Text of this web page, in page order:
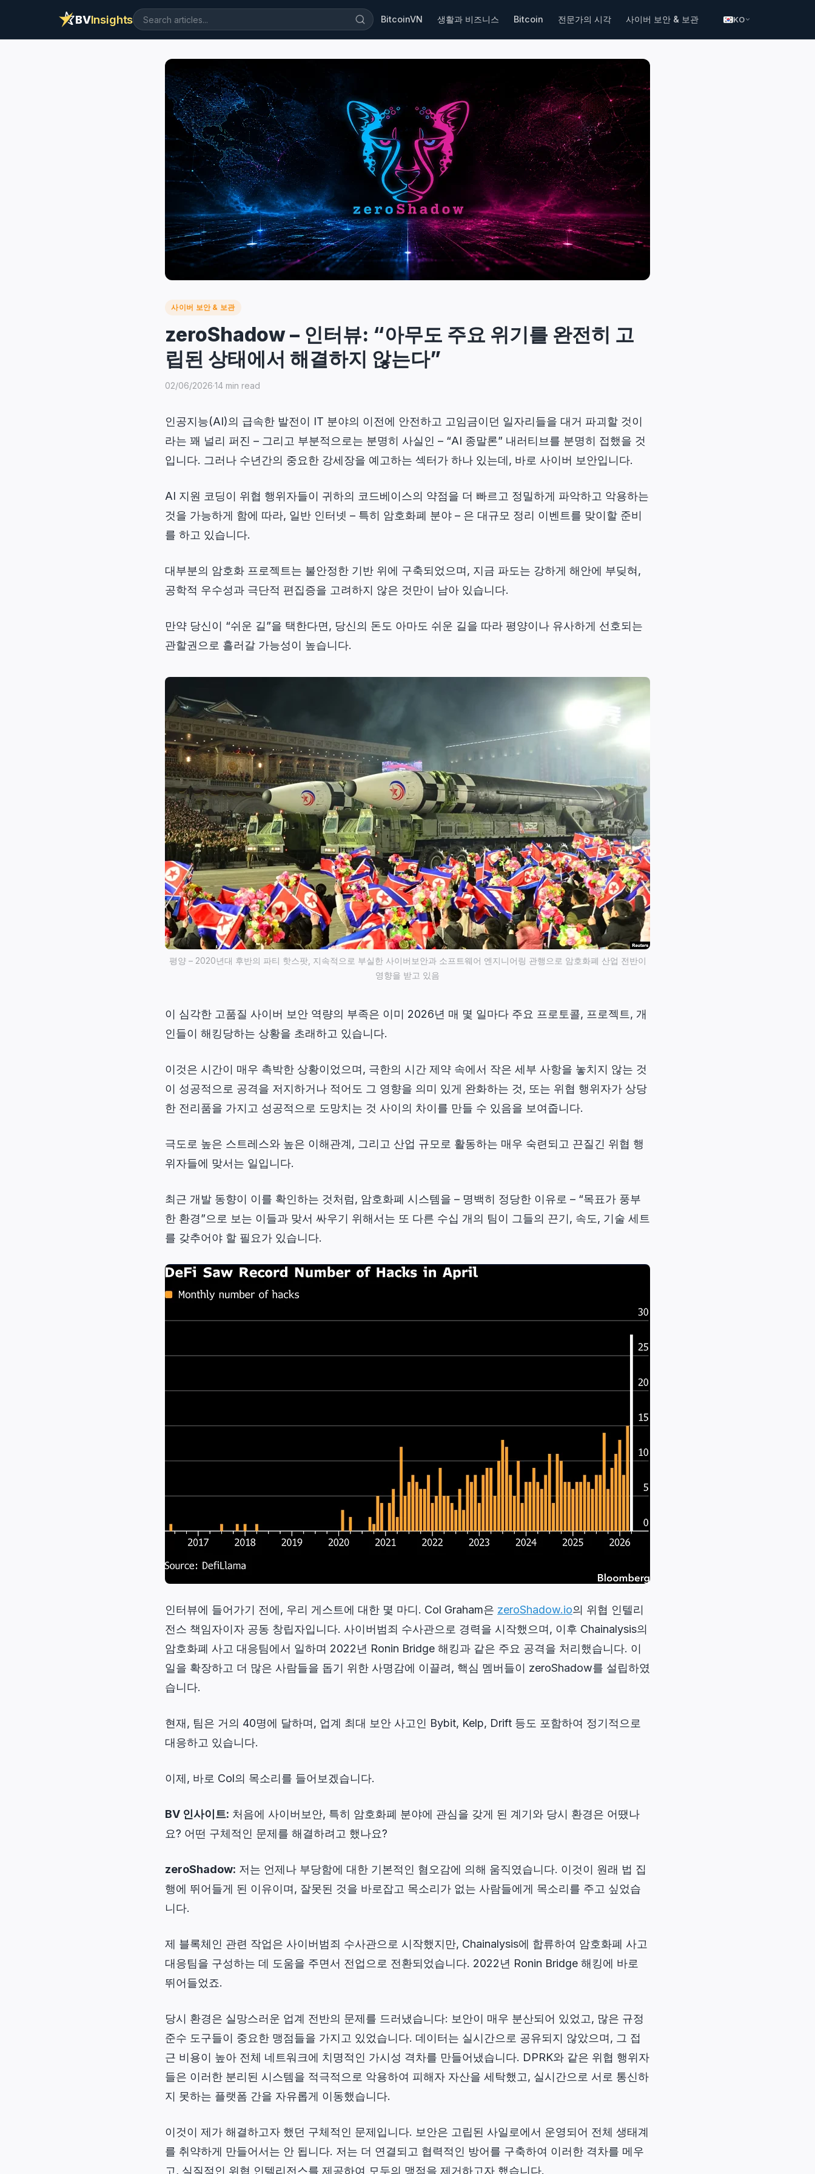
BVInsights BitcoinVN 생활과 비즈니스 Bitcoin 전문가의 시각 사이버 보안 & 보관 KO
사이버 보안 & 보관
zeroShadow – 인터뷰: “아무도 주요 위기를 완전히 고
립된 상태에서 해결하지 않는다”
02/06/2026·14 min read
인공지능(AI)의 급속한 발전이 IT 분야의 이전에 안전하고 고임금이던 일자리들을 대거 파괴할 것이
라는 꽤 널리 퍼진 – 그리고 부분적으로는 분명히 사실인 – “AI 종말론” 내러티브를 분명히 접했을 것
입니다. 그러나 수년간의 중요한 강세장을 예고하는 섹터가 하나 있는데, 바로 사이버 보안입니다.
AI 지원 코딩이 위협 행위자들이 귀하의 코드베이스의 약점을 더 빠르고 정밀하게 파악하고 악용하는
것을 가능하게 함에 따라, 일반 인터넷 – 특히 암호화폐 분야 – 은 대규모 정리 이벤트를 맞이할 준비
를 하고 있습니다.
대부분의 암호화 프로젝트는 불안정한 기반 위에 구축되었으며, 지금 파도는 강하게 해안에 부딪혀,
공학적 우수성과 극단적 편집증을 고려하지 않은 것만이 남아 있습니다.
만약 당신이 “쉬운 길”을 택한다면, 당신의 돈도 아마도 쉬운 길을 따라 평양이나 유사하게 선호되는
관할권으로 흘러갈 가능성이 높습니다.
평양 – 2020년대 후반의 파티 핫스팟, 지속적으로 부실한 사이버보안과 소프트웨어 엔지니어링 관행으로 암호화폐 산업 전반이
영향을 받고 있음
이 심각한 고품질 사이버 보안 역량의 부족은 이미 2026년 매 몇 일마다 주요 프로토콜, 프로젝트, 개
인들이 해킹당하는 상황을 초래하고 있습니다.
이것은 시간이 매우 촉박한 상황이었으며, 극한의 시간 제약 속에서 작은 세부 사항을 놓치지 않는 것
이 성공적으로 공격을 저지하거나 적어도 그 영향을 의미 있게 완화하는 것, 또는 위협 행위자가 상당
한 전리품을 가지고 성공적으로 도망치는 것 사이의 차이를 만들 수 있음을 보여줍니다.
극도로 높은 스트레스와 높은 이해관계, 그리고 산업 규모로 활동하는 매우 숙련되고 끈질긴 위협 행
위자들에 맞서는 일입니다.
최근 개발 동향이 이를 확인하는 것처럼, 암호화폐 시스템을 – 명백히 정당한 이유로 – “목표가 풍부
한 환경”으로 보는 이들과 맞서 싸우기 위해서는 또 다른 수십 개의 팀이 그들의 끈기, 속도, 기술 세트
를 갖추어야 할 필요가 있습니다.
인터뷰에 들어가기 전에, 우리 게스트에 대한 몇 마디. Col Graham은 zeroShadow.io의 위협 인텔리
전스 책임자이자 공동 창립자입니다. 사이버범죄 수사관으로 경력을 시작했으며, 이후 Chainalysis의
암호화폐 사고 대응팀에서 일하며 2022년 Ronin Bridge 해킹과 같은 주요 공격을 처리했습니다. 이
일을 확장하고 더 많은 사람들을 돕기 위한 사명감에 이끌려, 핵심 멤버들이 zeroShadow를 설립하였
습니다.
현재, 팀은 거의 40명에 달하며, 업계 최대 보안 사고인 Bybit, Kelp, Drift 등도 포함하여 정기적으로
대응하고 있습니다.
이제, 바로 Col의 목소리를 들어보겠습니다.
BV 인사이트: 처음에 사이버보안, 특히 암호화폐 분야에 관심을 갖게 된 계기와 당시 환경은 어땠나
요? 어떤 구체적인 문제를 해결하려고 했나요?
zeroShadow: 저는 언제나 부당함에 대한 기본적인 혐오감에 의해 움직였습니다. 이것이 원래 법 집
행에 뛰어들게 된 이유이며, 잘못된 것을 바로잡고 목소리가 없는 사람들에게 목소리를 주고 싶었습
니다.
제 블록체인 관련 작업은 사이버범죄 수사관으로 시작했지만, Chainalysis에 합류하여 암호화폐 사고
대응팀을 구성하는 데 도움을 주면서 전업으로 전환되었습니다. 2022년 Ronin Bridge 해킹에 바로
뛰어들었죠.
당시 환경은 실망스러운 업계 전반의 문제를 드러냈습니다: 보안이 매우 분산되어 있었고, 많은 규정
준수 도구들이 중요한 맹점들을 가지고 있었습니다. 데이터는 실시간으로 공유되지 않았으며, 그 접
근 비용이 높아 전체 네트워크에 치명적인 가시성 격차를 만들어냈습니다. DPRK와 같은 위협 행위자
들은 이러한 분리된 시스템을 적극적으로 악용하여 피해자 자산을 세탁했고, 실시간으로 서로 통신하
지 못하는 플랫폼 간을 자유롭게 이동했습니다.
이것이 제가 해결하고자 했던 구체적인 문제입니다. 보안은 고립된 사일로에서 운영되어 전체 생태계
를 취약하게 만들어서는 안 됩니다. 저는 더 연결되고 협력적인 방어를 구축하여 이러한 격차를 메우
고, 실질적인 위협 인텔리전스를 제공하여 모두의 맹점을 제거하고자 했습니다.